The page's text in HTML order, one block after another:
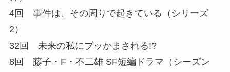
4回 事件は、その周りで起きている（シリーズ
2）
32回 未来の私にブッかまされる!?
8回 藤子・F・不二雄 SF短編ドラマ（シーズン